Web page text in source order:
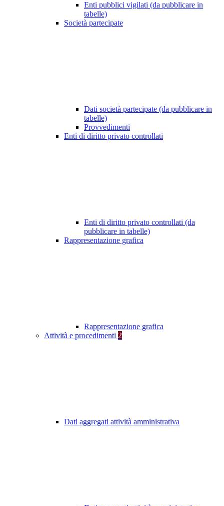
Enti pubblici vigilati (da pubblicare in
tabelle)
Società partecipate
Dati società partecipate (da pubblicare in
tabelle)
Provvedimenti
Enti di diritto privato controllati
Enti di diritto privato controllati (da
pubblicare in tabelle)
Rappresentazione grafica
Rappresentazione grafica
Attività e procedimenti 2
Dati aggregati attività amministrativa